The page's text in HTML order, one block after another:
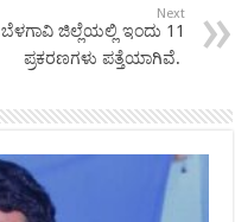
Next
ಬೆಳಗಾವಿ ಜಿಲ್ಲೆಯಲ್ಲಿ ಇಂದು 11
ಪ್ರಕರಣಗಳು ಪತ್ತೆಯಾಗಿವೆ.